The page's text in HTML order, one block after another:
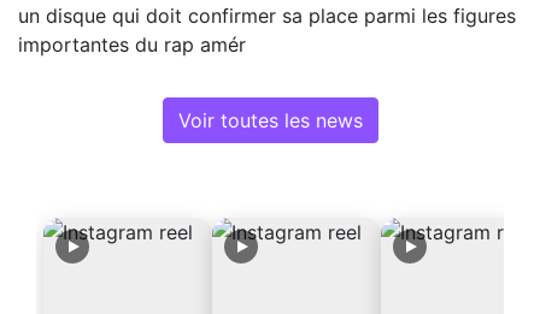
un disque qui doit confirmer sa place parmi les figures
importantes du rap amér
Voir toutes les news